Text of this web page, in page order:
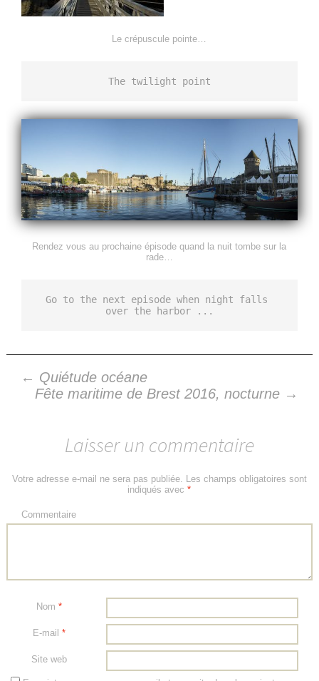
Le crépuscule pointe…
The twilight point
Rendez vous au prochaine épisode quand la nuit tombe sur la
rade…
Go to the next episode when night falls
over the harbor ...
Navigation
articles
← Quiétude océane
Fête maritime de Brest 2016, nocturne →
Laisser un commentaire
Votre adresse e-mail ne sera pas publiée. Les champs obligatoires sont
indiqués avec*
Commentaire
Nom *
E-mail *
Site web